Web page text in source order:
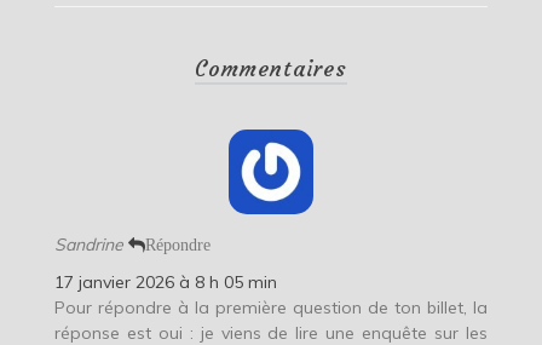
Commentaires
Sandrine Répondre
17 janvier 2026 à 8 h 05 min
Pour répondre à la première question de ton billet, la
réponse est oui : je viens de lire une enquête sur les